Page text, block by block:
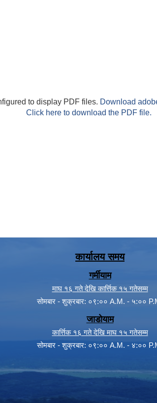
to display PDF files. Download
Click here to download the PDF file.
कार्यालय समय
गर्मीयाम
माघ १६ गते देखि कार्त्तिक १५ गतेसम्म
सोमबार - शुक्रबार: ०९:०० A.M. - ५:००
जाडोयाम
कार्त्तिक १६ गते देखि माघ १५ गतेसम्म
सोमबार - शुक्रबार: ०९:०० A.M. - ४:००